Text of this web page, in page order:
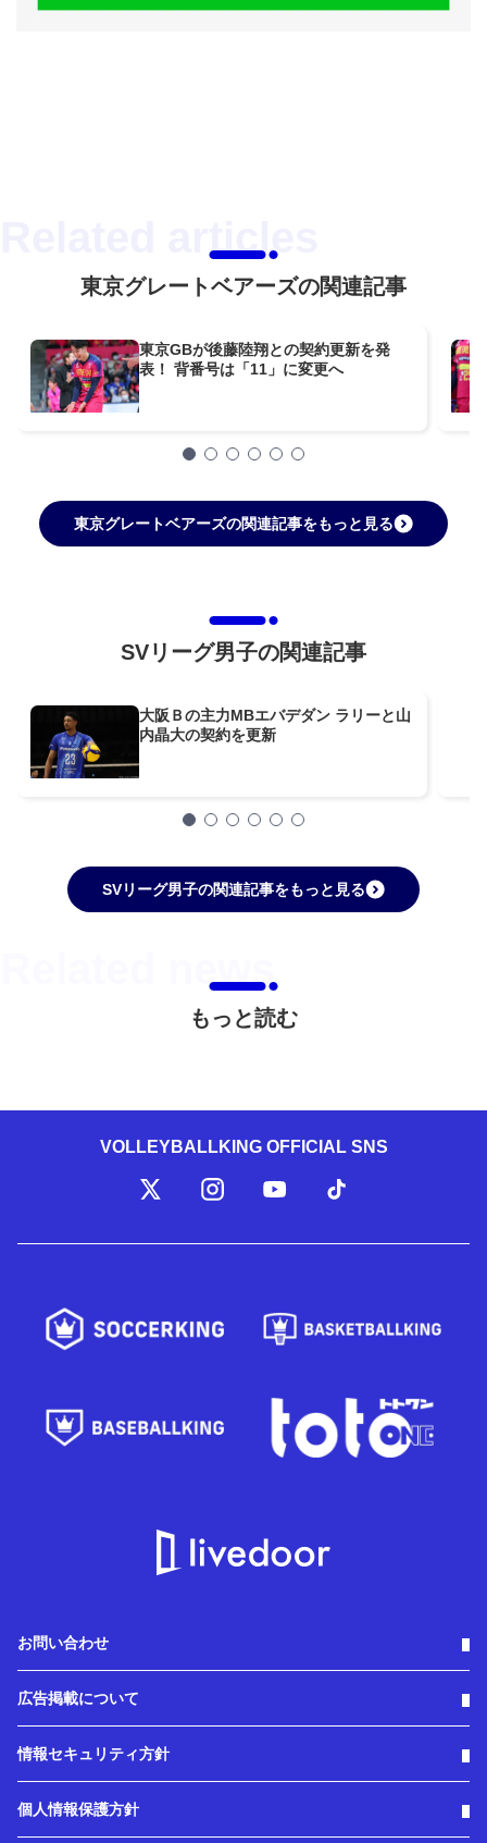
東京グレートベアーズの関連記事
東京GBが後藤陸翔との契約更新を発
表！ 背番号は「11」に変更へ
東京グレートベアーズの関連記事をもっと見る
SVリーグ男子の関連記事
大阪Ｂの主力MBエバデダン ラリーと山
内晶大の契約を更新
SVリーグ男子の関連記事をもっと見る
もっと読む
VOLLEYBALLKING OFFICIAL SNS
お問い合わせ
広告掲載について
情報セキュリティ方針
個人情報保護方針